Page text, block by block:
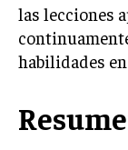
ÉTICA
BLOG
las lecciones
habilidades